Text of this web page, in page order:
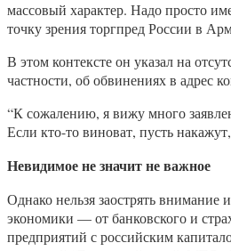
массовый характер. Надо просто
точку зрения торгпред России в
В этом контексте он указал на
частности, об обвинениях в адрес
“К сожалению, я вижу много
Если кто-то виноват, пусть
Невидимое не значит не важное
Однако нельзя заострять
экономики — от банковского и
предприятий с российским